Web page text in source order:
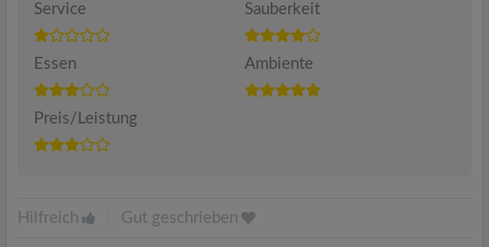
Service
Sauberkeit
Essen Ambiente
Preis/Leistung
Hilfreich Gut geschrieben